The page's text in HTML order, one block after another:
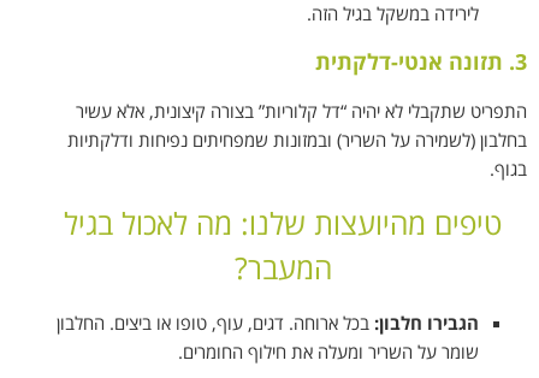
לירידה במשקל בגיל הזה.
3. תזונה אנטי-דלקתית
התפריט שתקבלי לא יהיה “דל קלוריות” בצורה קיצונית, אלא עשיר
בחלבון (לשמירה על השריר) ובמזונות שמפחיתים נפיחות ודלקתיות
בגוף.
טיפים מהיועצות שלנו: מה לאכול בגיל
המעבר?
הגבירו חלבון: בכל ארוחה. דגים, עוף, טופו או ביצים. החלבון
שומר על השריר ומעלה את חילוף החומרים.